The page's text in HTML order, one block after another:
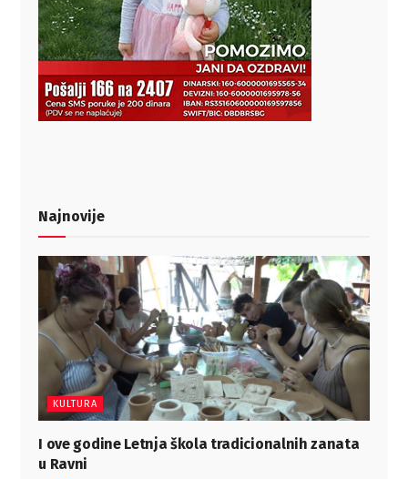
Najnovije
KULTURA
I ove godine Letnja škola tradicionalnih zanata
u Ravni